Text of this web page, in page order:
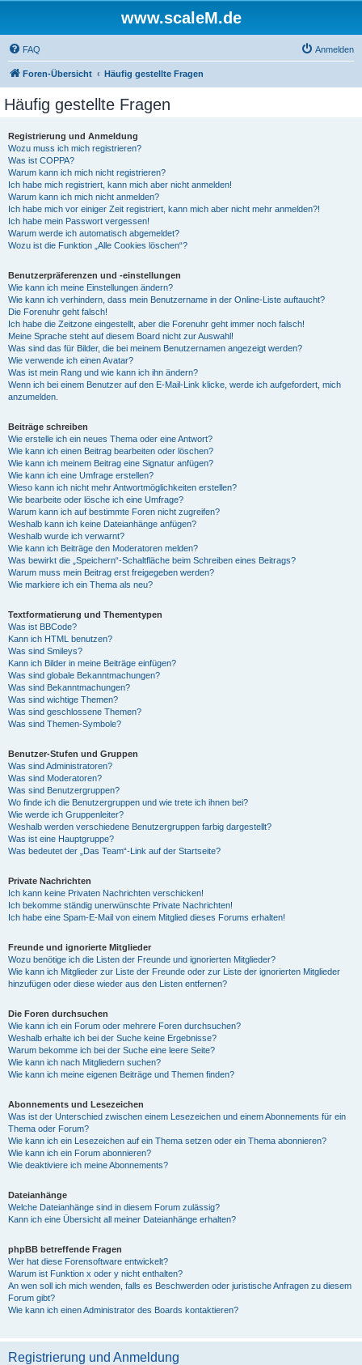
www.scaleM.de
FAQ Anmelden
Foren-Übersicht Häufig gestellte Fragen
Häufig gestellte Fragen
Registrierung und Anmeldung
Wozu muss ich mich registrieren?
Was ist COPPA?
Warum kann ich mich nicht registrieren?
Ich habe mich registriert, kann mich aber nicht anmelden!
Warum kann ich mich nicht anmelden?
Ich habe mich vor einiger Zeit registriert, kann mich aber nicht mehr anmelden?!
Ich habe mein Passwort vergessen!
Warum werde ich automatisch abgemeldet?
Wozu ist die Funktion „Alle Cookies löschen“?
Benutzerpräferenzen und -einstellungen
Wie kann ich meine Einstellungen ändern?
Wie kann ich verhindern, dass mein Benutzername in der Online-Liste auftaucht?
Die Forenuhr geht falsch!
Ich habe die Zeitzone eingestellt, aber die Forenuhr geht immer noch falsch!
Meine Sprache steht auf diesem Board nicht zur Auswahl!
Was sind das für Bilder, die bei meinem Benutzernamen angezeigt werden?
Wie verwende ich einen Avatar?
Was ist mein Rang und wie kann ich ihn ändern?
Wenn ich bei einem Benutzer auf den E-Mail-Link klicke, werde ich aufgefordert, mich
anzumelden.
Beiträge schreiben
Wie erstelle ich ein neues Thema oder eine Antwort?
Wie kann ich einen Beitrag bearbeiten oder löschen?
Wie kann ich meinem Beitrag eine Signatur anfügen?
Wie kann ich eine Umfrage erstellen?
Wieso kann ich nicht mehr Antwortmöglichkeiten erstellen?
Wie bearbeite oder lösche ich eine Umfrage?
Warum kann ich auf bestimmte Foren nicht zugreifen?
Weshalb kann ich keine Dateianhänge anfügen?
Weshalb wurde ich verwarnt?
Wie kann ich Beiträge den Moderatoren melden?
Was bewirkt die „Speichern“-Schaltfläche beim Schreiben eines Beitrags?
Warum muss mein Beitrag erst freigegeben werden?
Wie markiere ich ein Thema als neu?
Textformatierung und Thementypen
Was ist BBCode?
Kann ich HTML benutzen?
Was sind Smileys?
Kann ich Bilder in meine Beiträge einfügen?
Was sind globale Bekanntmachungen?
Was sind Bekanntmachungen?
Was sind wichtige Themen?
Was sind geschlossene Themen?
Was sind Themen-Symbole?
Benutzer-Stufen und Gruppen
Was sind Administratoren?
Was sind Moderatoren?
Was sind Benutzergruppen?
Wo finde ich die Benutzergruppen und wie trete ich ihnen bei?
Wie werde ich Gruppenleiter?
Weshalb werden verschiedene Benutzergruppen farbig dargestellt?
Was ist eine Hauptgruppe?
Was bedeutet der „Das Team“-Link auf der Startseite?
Private Nachrichten
Ich kann keine Privaten Nachrichten verschicken!
Ich bekomme ständig unerwünschte Private Nachrichten!
Ich habe eine Spam-E-Mail von einem Mitglied dieses Forums erhalten!
Freunde und ignorierte Mitglieder
Wozu benötige ich die Listen der Freunde und ignorierten Mitglieder?
Wie kann ich Mitglieder zur Liste der Freunde oder zur Liste der ignorierten Mitglieder
hinzufügen oder diese wieder aus den Listen entfernen?
Die Foren durchsuchen
Wie kann ich ein Forum oder mehrere Foren durchsuchen?
Weshalb erhalte ich bei der Suche keine Ergebnisse?
Warum bekomme ich bei der Suche eine leere Seite?
Wie kann ich nach Mitgliedern suchen?
Wie kann ich meine eigenen Beiträge und Themen finden?
Abonnements und Lesezeichen
Was ist der Unterschied zwischen einem Lesezeichen und einem Abonnements für ein
Thema oder Forum?
Wie kann ich ein Lesezeichen auf ein Thema setzen oder ein Thema abonnieren?
Wie kann ich ein Forum abonnieren?
Wie deaktiviere ich meine Abonnements?
Dateianhänge
Welche Dateianhänge sind in diesem Forum zulässig?
Kann ich eine Übersicht all meiner Dateianhänge erhalten?
phpBB betreffende Fragen
Wer hat diese Forensoftware entwickelt?
Warum ist Funktion x oder y nicht enthalten?
An wen soll ich mich wenden, falls es Beschwerden oder juristische Anfragen zu diesem
Forum gibt?
Wie kann ich einen Administrator des Boards kontaktieren?
Registrierung und Anmeldung